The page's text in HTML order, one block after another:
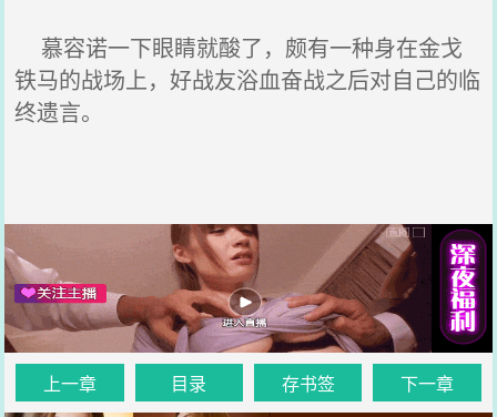
慕容诺一下眼睛就酸了，颇有一种身在金戈
铁马的战场上，好战友浴血奋战之后对自己的临
终遗言。
上一章 目录 存书签 下一章